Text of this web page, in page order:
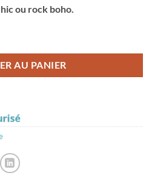
ou rock boho.
AU PANIER